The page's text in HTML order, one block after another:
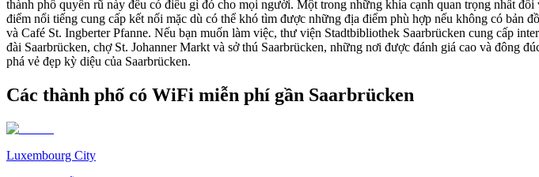
thành phố quyến rũ này đều có điều gì đó cho mọi người. Một trong những khía cạnh quan trọng nhất
điểm nổi tiếng cung cấp kết nối mặc dù có thể khó tìm được những địa điểm phù hợp nếu không có
và Café St. Ingberter Pfanne. Nếu bạn muốn làm việc, thư viện Stadtbibliothek Saarbrücken cung cấp
đài Saarbrücken, chợ St. Johanner Markt và sở thú Saarbrücken, những nơi được đánh giá cao và đông
phá vẻ đẹp kỳ diệu của Saarbrücken.
Các thành phố có WiFi miễn phí gần Saarbrücken
Luxembourg City